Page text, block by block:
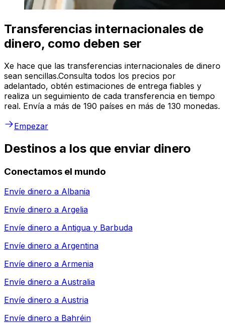
Transferencias internacionales de
dinero, como deben ser
Xe hace que las transferencias internacionales de dinero
sean sencillas.Consulta todos los precios por
adelantado, obtén estimaciones de entrega fiables y
realiza un seguimiento de cada transferencia en tiempo
real. Envía a más de 190 países en más de 130 monedas.
Empezar
Destinos a los que enviar dinero
Conectamos el mundo
Envíe dinero a Albania
Envíe dinero a Argelia
Envíe dinero a Antigua y Barbuda
Envíe dinero a Argentina
Envíe dinero a Armenia
Envíe dinero a Australia
Envíe dinero a Austria
Envíe dinero a Bahréin